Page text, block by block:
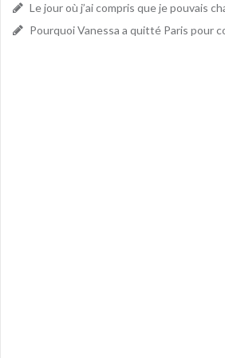
Le jour où j’ai compris que je pouvais
Pourquoi Vanessa a quitté Paris pour